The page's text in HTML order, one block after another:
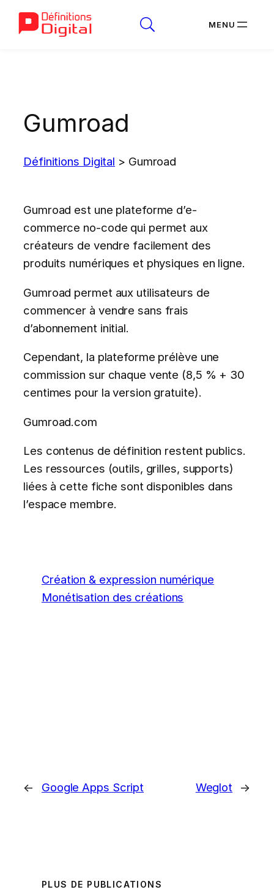
Gumroad
Définitions Digital > Gumroad
Gumroad est une plateforme d’e-
commerce no-code qui permet aux
créateurs de vendre facilement des
produits numériques et physiques en ligne.
Gumroad permet aux utilisateurs de
commencer à vendre sans frais
d’abonnement initial.
Cependant, la plateforme prélève une
commission sur chaque vente (8,5 % + 30
centimes pour la version gratuite).
Gumroad.com
Les contenus de définition restent publics.
Les ressources (outils, grilles, supports)
liées à cette fiche sont disponibles dans
l’espace membre.
Création & expression numérique
Monétisation des créations
← Google Apps Script Weglot →
PLUS DE PUBLICATIONS